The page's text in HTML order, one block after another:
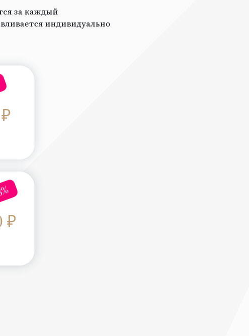
за каждый
индивидуально
₽